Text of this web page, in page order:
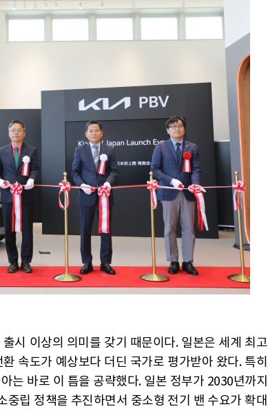
시 이상의 의미를 갖기 때문이다. 일본은 세계 최고
속도가 예상보다 더딘 국가로 평가받아 왔다. 특히
는 바로 이 틈을 공략했다. 일본 정부가 2030년까지
립 정책을 추진하면서 중소형 전기 밴 수요가 확대